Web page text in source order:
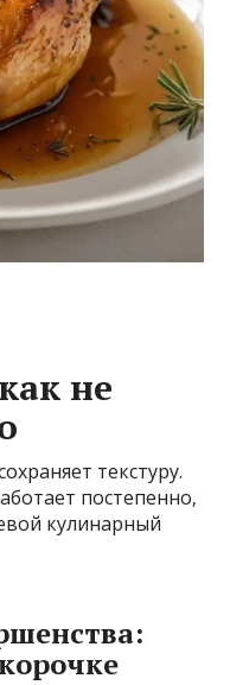
не
текстуру.
постепенно‚
кулинарный